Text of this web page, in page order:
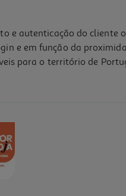
e autenticação do cliente
e em função da
para o território de